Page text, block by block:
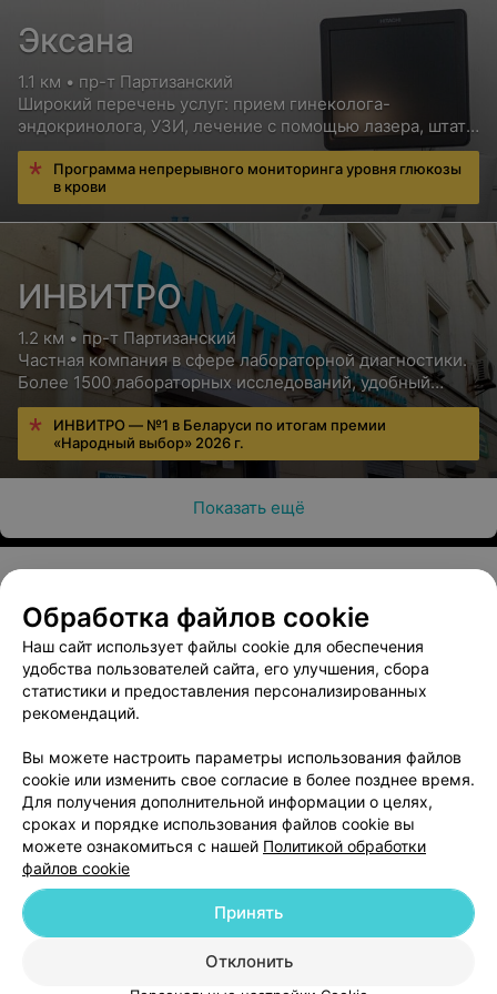
Рентген мягких тканей
Цена по запросу
Рентгенография сердца с контрастированным
пищеводом
Цена по запросу
Рентгеноскопия (обзорная) брюшной полости
Цена по запросу
Рентгенография (обзорная) брюшной полости
Цена по запросу
Рентген пищевода
Рентген желудка
Цена по запросу
Первичное двойное контрастирование желудка
Цена по запросу
Рентген кишечника (энтерография) беззондовая
Цена по запросу
Дуоденография беззондовая
Эксана
1.1 км • пр-т Партизанский
Широкий перечень услуг: прием гинеколога-
эндокринолога, УЗИ, лечение с помощью лазера, штат
опытных и высококвалифицированных специалистов
Программа непрерывного мониторинга уровня глюкозы
в крови
ИНВИТРО
1.2 км • пр-т Партизанский
Частная компания в сфере лабораторной диагностики.
Более 1500 лабораторных исследований, удобный
сервис для пациентов, бесплатная консультация врача
ИНВИТРО — №1 в Беларуси по итогам премии
«Народный выбор» 2026 г.
Показать ещё
О проекте Новости проекта
Размещение рекламы
Медицинский маркетинг
Публичный договор
Пользовательское соглашение
Способы оплаты
Написать в поддержку
Персональные настройки cookie
Обработка персональных данных
ВЫ ВЛАДЕЛЕЦ?
Обработка файлов cookie
Наш сайт использует файлы cookie для обеспечения
удобства пользователей сайта, его улучшения, сбора
статистики и предоставления персонализированных
рекомендаций.
Вы можете настроить параметры использования файлов
cookie или изменить свое согласие в более позднее время.
Для получения дополнительной информации о целях,
сроках и порядке использования файлов cookie вы
можете ознакомиться с нашей Политикой обработки
файлов cookie
Отклонить
Принять